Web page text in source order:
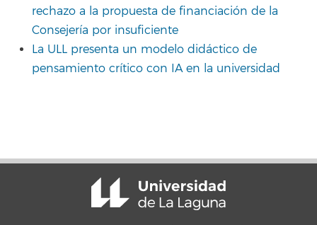
rechazo a la propuesta de financiación de la
Consejería por insuficiente
La ULL presenta un modelo didáctico de
pensamiento crítico con IA en la universidad